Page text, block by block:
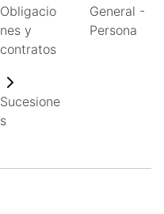
Obligacio
nes y
contratos
General -
Persona
Sucesione
s